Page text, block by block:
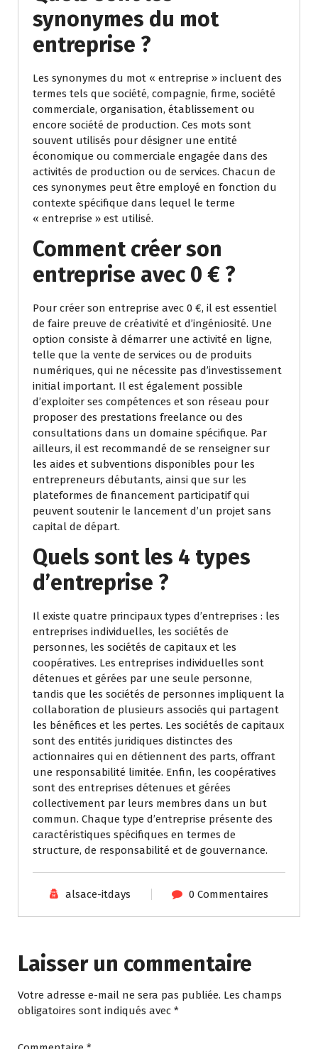
synonymes du mot
entreprise ?
Les synonymes du mot « entreprise » incluent des
termes tels que société, compagnie, firme, société
commerciale, organisation, établissement ou
encore société de production. Ces mots sont
souvent utilisés pour désigner une entité
économique ou commerciale engagée dans des
activités de production ou de services. Chacun de
ces synonymes peut être employé en fonction du
contexte spécifique dans lequel le terme
« entreprise » est utilisé.
Comment créer son
entreprise avec 0 € ?
Pour créer son entreprise avec 0 €, il est essentiel
de faire preuve de créativité et d’ingéniosité. Une
option consiste à démarrer une activité en ligne,
telle que la vente de services ou de produits
numériques, qui ne nécessite pas d’investissement
initial important. Il est également possible
d’exploiter ses compétences et son réseau pour
proposer des prestations freelance ou des
consultations dans un domaine spécifique. Par
ailleurs, il est recommandé de se renseigner sur
les aides et subventions disponibles pour les
entrepreneurs débutants, ainsi que sur les
plateformes de financement participatif qui
peuvent soutenir le lancement d’un projet sans
capital de départ.
Quels sont les 4 types
d’entreprise ?
Il existe quatre principaux types d’entreprises : les
entreprises individuelles, les sociétés de
personnes, les sociétés de capitaux et les
coopératives. Les entreprises individuelles sont
détenues et gérées par une seule personne,
tandis que les sociétés de personnes impliquent la
collaboration de plusieurs associés qui partagent
les bénéfices et les pertes. Les sociétés de capitaux
sont des entités juridiques distinctes des
actionnaires qui en détiennent des parts, offrant
une responsabilité limitée. Enfin, les coopératives
sont des entreprises détenues et gérées
collectivement par leurs membres dans un but
commun. Chaque type d’entreprise présente des
caractéristiques spécifiques en termes de
structure, de responsabilité et de gouvernance.
alsace-itdays 0 Commentaires
Laisser un commentaire
Votre adresse e-mail ne sera pas publiée. Les champs
obligatoires sont indiqués avec *